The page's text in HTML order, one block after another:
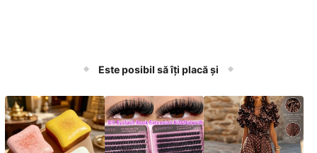
Este posibil să îți placă și